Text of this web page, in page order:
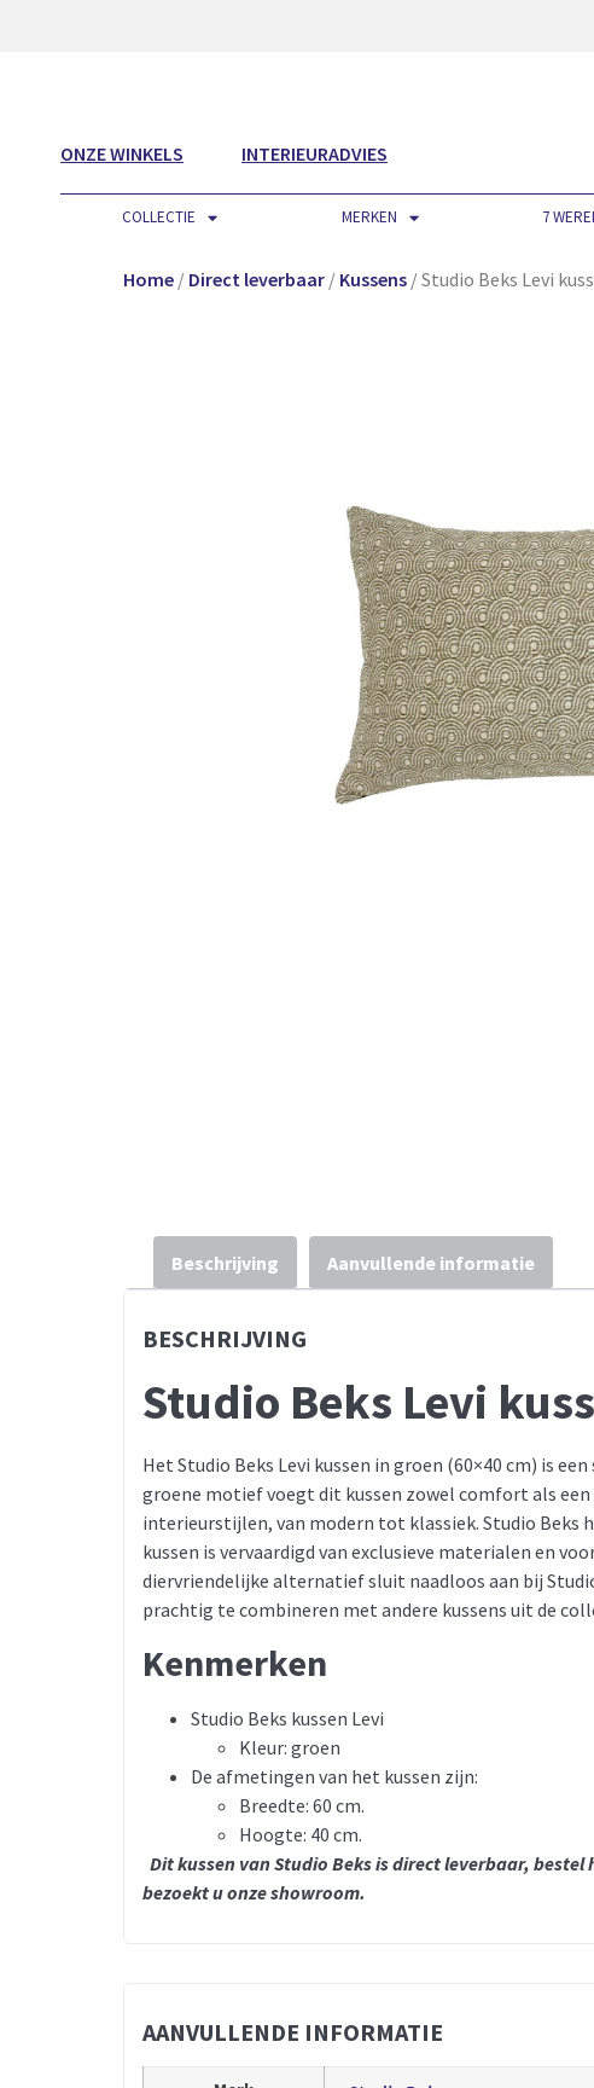
ONZE WINKELS INTERIEURADVIES
COLLECTIE MERKEN 7
Home / Direct leverbaar / Kussens / Studio Beks Levi
Beschrijving Aanvullende informatie
BESCHRIJVING
Studio Beks Levi
Het Studio Beks Levi kussen in groen (60×40 cm) is
groene motief voegt dit kussen zowel comfort als
interieurstijlen, van modern tot klassiek. Studio Beks
kussen is vervaardigd van exclusieve materialen en
diervriendelijke alternatief sluit naadloos aan bij
prachtig te combineren met andere kussens uit de
Kenmerken
Studio Beks kussen Levi
Kleur: groen
De afmetingen van het kussen zijn:
Breedte: 60 cm.
Hoogte: 40 cm.
Dit kussen van Studio Beks is direct leverbaar, bestel
bezoekt u onze showroom.
AANVULLENDE INFORMATIE